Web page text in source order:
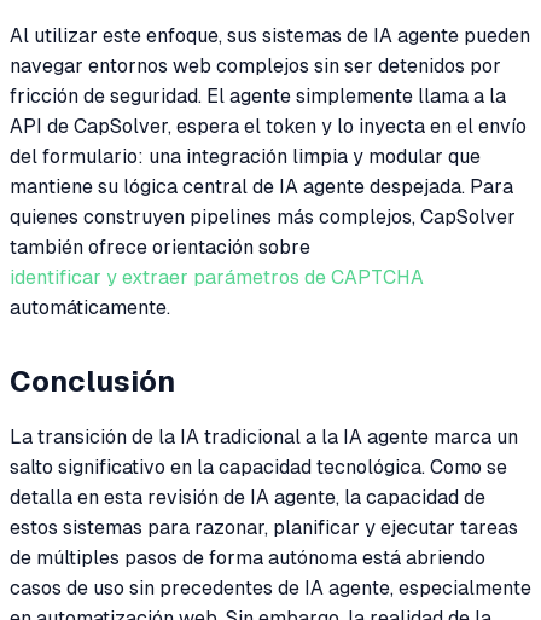
Al utilizar este enfoque, sus sistemas de IA agente pueden
navegar entornos web complejos sin ser detenidos por
fricción de seguridad. El agente simplemente llama a la
API de CapSolver, espera el token y lo inyecta en el envío
del formulario: una integración limpia y modular que
mantiene su lógica central de IA agente despejada. Para
quienes construyen pipelines más complejos, CapSolver
también ofrece orientación sobre
identificar y extraer parámetros de CAPTCHA
automáticamente.
Conclusión
La transición de la IA tradicional a la IA agente marca un
salto significativo en la capacidad tecnológica. Como se
detalla en esta revisión de IA agente, la capacidad de
estos sistemas para razonar, planificar y ejecutar tareas
de múltiples pasos de forma autónoma está abriendo
casos de uso sin precedentes de IA agente, especialmente